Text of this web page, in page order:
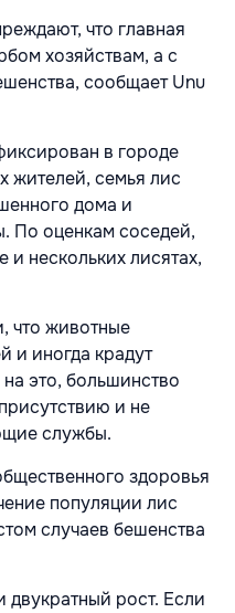
что главная
хозяйствам, а с
сообщает Unu
в городе
жителей, семья лис
дома и
По оценкам соседей,
и нескольких лисятах,
что животные
и иногда крадут
это, большинство
и не
службы.
здоровья
популяции лис
случаев бешенства
рост. Если